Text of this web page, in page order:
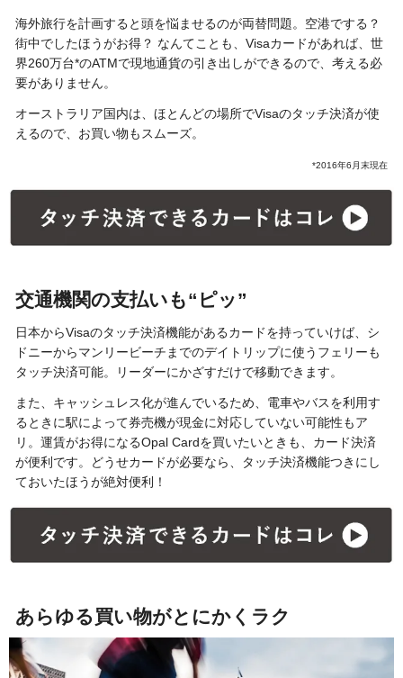
海外旅行を計画すると頭を悩ませるのが両替問題。空港でする？
街中でしたほうがお得？ なんてことも、Visaカードがあれば、世
界260万台*のATMで現地通貨の引き出しができるので、考える必
要がありません。
オーストラリア国内は、ほとんどの場所でVisaのタッチ決済が使
えるので、お買い物もスムーズ。
*2016年6月末現在
交通機関の支払いも“ピッ”
日本からVisaのタッチ決済機能があるカードを持っていけば、シ
ドニーからマンリービーチまでのデイトリップに使うフェリーも
タッチ決済可能。リーダーにかざすだけで移動できます。
また、キャッシュレス化が進んでいるため、電車やバスを利用す
るときに駅によって券売機が現金に対応していない可能性もア
リ。運賃がお得になるOpal Cardを買いたいときも、カード決済
が便利です。どうせカードが必要なら、タッチ決済機能つきにし
ておいたほうが絶対便利！
あらゆる買い物がとにかくラク